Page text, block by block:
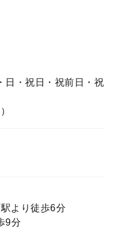
日・祝日・祝前日・祝
より徒歩6分
9分